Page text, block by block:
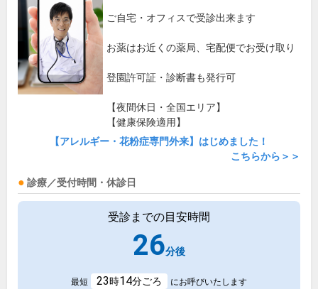
ご自宅・オフィスで受診出来ます
お薬はお近くの薬局、宅配便でお受け取り
登園許可証・診断書も発行可
【夜間休日・全国エリア】
【健康保険適用】
【アレルギー・花粉症専門外来】はじめました！
こちらから＞＞
診療／受付時間・休診日
受診までの目安時間
26分後
最短 23時14分ごろ にお呼びいたします